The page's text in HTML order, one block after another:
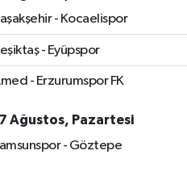
- Kocaelispor
- Eyüpspor
- Erzurumspor FK
Ağustos, Pazartesi
- Göztepe